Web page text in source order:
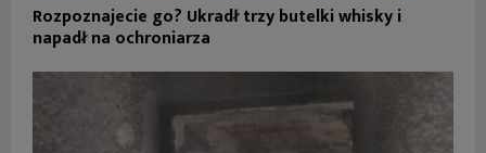
Rozpoznajecie go? Ukradł trzy butelki whisky i
napadł na ochroniarza